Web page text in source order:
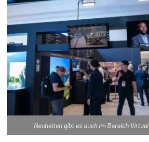
Neuheiten gibt es auch im Bereich